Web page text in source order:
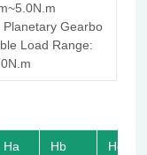
Planetary Gearbo
Load Range:
Ha Hb Hc